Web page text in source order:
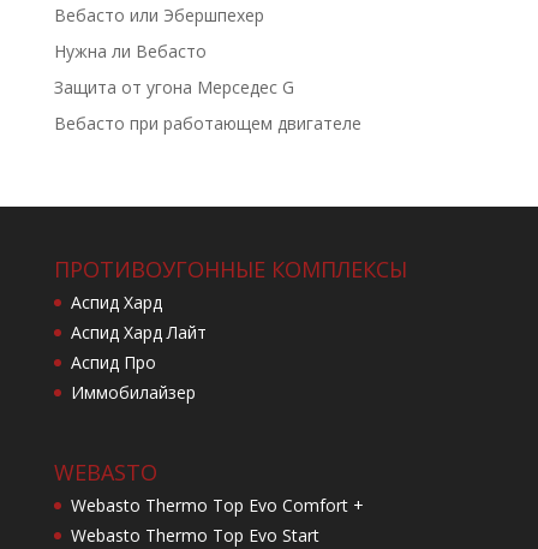
Вебасто или Эбершпехер
Нужна ли Вебасто
Защита от угона Мерседес G
Вебасто при работающем двигателе
ПРОТИВОУГОННЫЕ КОМПЛЕКСЫ
Аспид Хард
Аспид Хард Лайт
Аспид Про
Иммобилайзер
WEBASTO
Webasto Thermo Top Evo Comfort +
Webasto Thermo Top Evo Start